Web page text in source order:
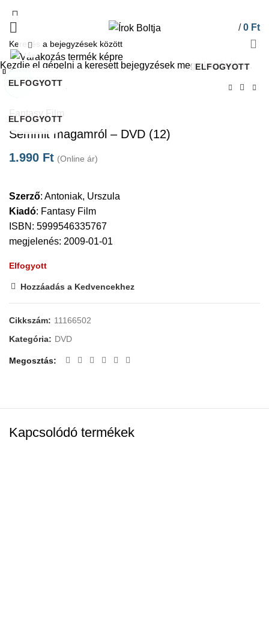
/ 0 Ft
ELFOGYOTT
Click to enlarge
Kezdőlap DVD
Fantasy Film
Semmit magamról – DVD (12)
1.990 Ft (Online ár)
Szerző: Antoniak, Urszula
Kiadó: Fantasy Film
ISBN: 5999546335767
megjelenés: 2009-01-01
Elfogyott
Hozzáadás a Kedvencekhez
Cikkszám: 11166502
Kategória: DVD
Megosztás
Kapcsolódó termékek
ELFOGYOTT
Bezárás
ELFOGYOTT
Bezárás
Bezárás
ELFOGYOTT
Bezárás
ELFOGYOTT
Bezárás
-50%
ELFOGYOTT
Bezárás
ELFOGYOTT
Bezárás
ELFOGYOTT
Bezárás
Kezdje el gépelni a keresett bejegyzések megtekintéséhez.